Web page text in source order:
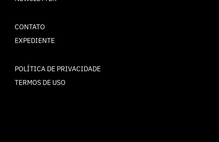
CONTATO
EXPEDIENTE
POLÍTICA DE PRIVACIDADE
TERMOS DE USO